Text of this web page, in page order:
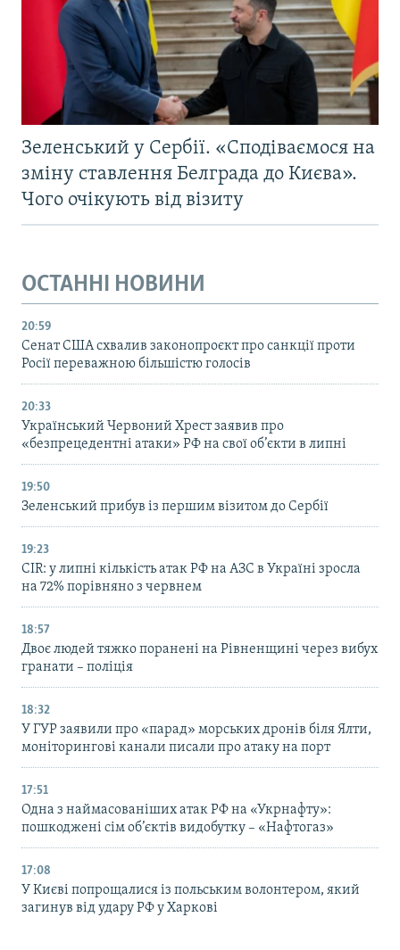
Зеленський у Сербії. «Сподіваємося на
зміну ставлення Белграда до Києва».
Чого очікують від візиту
ОСТАННІ НОВИНИ
20:59
Cенат США схвалив законопроєкт про санкції проти
Росії переважною більшістю голосів
20:33
Український Червоний Хрест заявив про
«безпрецедентні атаки» РФ на свої об’єкти в липні
19:50
Зеленський прибув із першим візитом до Сербії
19:23
CIR: у липні кількість атак РФ на АЗС в Україні зросла
на 72% порівняно з червнем
18:57
Двоє людей тяжко поранені на Рівненщині через вибух
гранати – поліція
18:32
У ГУР заявили про «парад» морських дронів біля Ялти,
моніторингові канали писали про атаку на порт
17:51
Одна з наймасованіших атак РФ на «Укрнафту»:
пошкоджені сім об’єктів видобутку – «Нафтогаз»
17:08
У Києві попрощалися із польським волонтером, який
загинув від удару РФ у Харкові